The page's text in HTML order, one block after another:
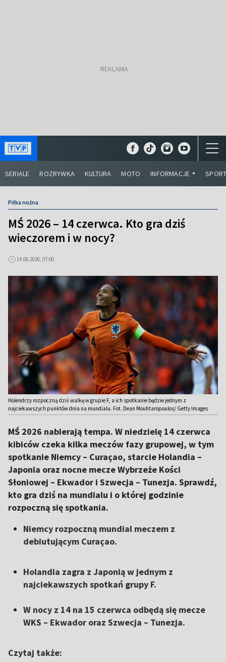
SERIALE ROZRYWKA KULTURA MOTO INFORMACJE
Piłka nożna
MŚ 2026 – 14 czerwca. Kto gra dziś
wieczorem i w nocy?
14.06.2026, 07:00
Holendrzy rozpoczną dziś walkę w grupie F, a ich spotkanie będzie jednym z
najciekawszych punktów dnia na mundialu. Fot. Dean Mouhtaropoulos/ Getty Images
MŚ 2026 nabierają tempa. W niedzielę 14 czerwca
kibiców czeka kilka meczów fazy grupowej, w tym
spotkanie Niemcy – Curaçao, starcie Holandia –
Japonia oraz nocne mecze Wybrzeże Kości
Słoniowej – Ekwador i Szwecja – Tunezja. Sprawdź,
kto gra dziś na mundialu i o której godzinie
rozpoczną się spotkania.
Niemcy rozpoczną mundial meczem z
debiutującym Curaçao.
Holandia zagra z Japonią w jednym z
najciekawszych spotkań grupy F.
W nocy z 14 na 15 czerwca odbędą się mecze
WKS – Ekwador oraz Szwecja – Tunezja.
Czytaj także: